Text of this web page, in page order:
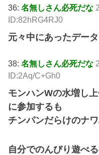
36:名無しさん必死だな
ID:82hRG4RJ0
元々中にあったデー
38:名無しさん必死だな
ID:2Aq/C+Gh0
モンハンWの水増し
に参加するも
チンパンだらけのナ
自分でのんびり遊べ